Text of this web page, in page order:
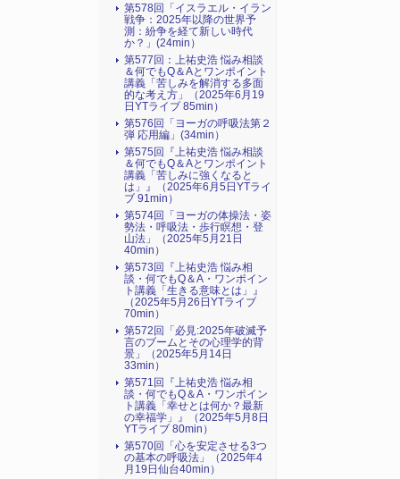
第578回「イスラエル・イラン
戦争：2025年以降の世界予
測：紛争を経て新しい時代
か？」(24min）
第577回：上祐史浩 悩み相談
＆何でもQ＆Aとワンポイント
講義「苦しみを解消する多面
的な考え方」（2025年6月19
日YTライブ 85min）
第576回「ヨーガの呼吸法第２
弾 応用編」(34min）
第575回『上祐史浩 悩み相談
＆何でもQ＆Aとワンポイント
講義「苦しみに強くなると
は」』（2025年6月5日YTライ
ブ 91min）
第574回「ヨーガの体操法・姿
勢法・呼吸法・歩行瞑想・登
山法」（2025年5月21日
40min）
第573回『上祐史浩 悩み相
談・何でもQ＆A・ワンポイン
ト講義「生きる意味とは」』
（2025年5月26日YTライブ
70min）
第572回「必見:2025年破滅予
言のブームとその心理学的背
景」（2025年5月14日
33min）
第571回『上祐史浩 悩み相
談・何でもQ＆A・ワンポイン
ト講義「幸せとは何か？最新
の幸福学」』（2025年5月8日
YTライブ 80min）
第570回「心を安定させる3つ
の基本の呼吸法」（2025年4
月19日仙台40min）